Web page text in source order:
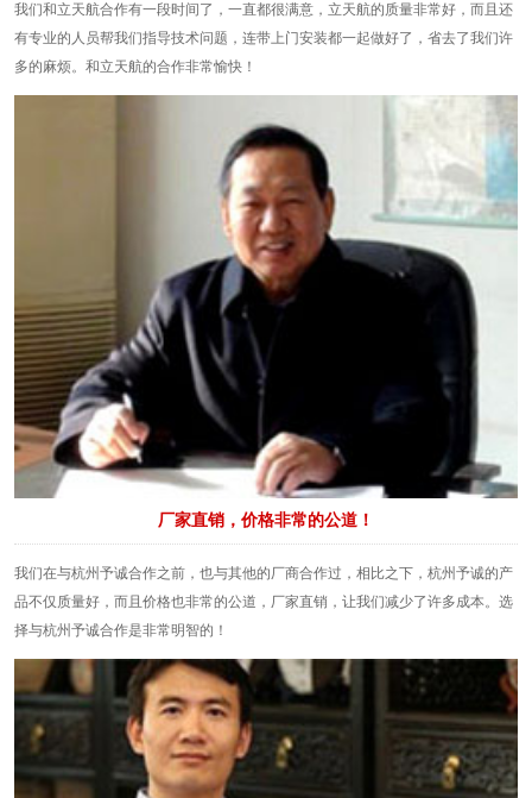
我们和立天航合作有一段时间了，一直都很满意，立天航的质量非常好，而且还
有专业的人员帮我们指导技术问题，连带上门安装都一起做好了，省去了我们许
多的麻烦。和立天航的合作非常愉快！
厂家直销，价格非常的公道！
我们在与杭州予诚合作之前，也与其他的厂商合作过，相比之下，杭州予诚的产
品不仅质量好，而且价格也非常的公道，厂家直销，让我们减少了许多成本。选
择与杭州予诚合作是非常明智的！